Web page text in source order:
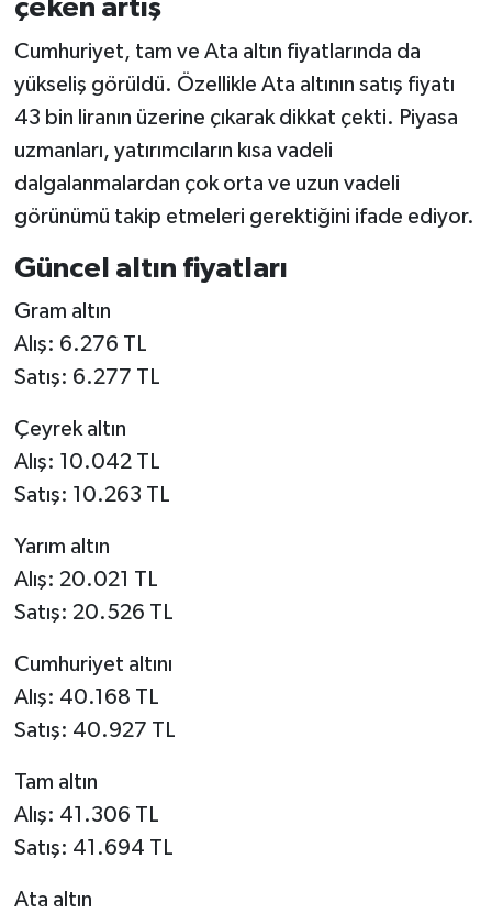
çeken artış
Cumhuriyet, tam ve Ata altın fiyatlarında da
yükseliş görüldü. Özellikle Ata altının satış fiyatı
43 bin liranın üzerine çıkarak dikkat çekti. Piyasa
uzmanları, yatırımcıların kısa vadeli
dalgalanmalardan çok orta ve uzun vadeli
görünümü takip etmeleri gerektiğini ifade ediyor.
Güncel altın fiyatları
Gram altın
Alış: 6.276 TL
Satış: 6.277 TL
Çeyrek altın
Alış: 10.042 TL
Satış: 10.263 TL
Yarım altın
Alış: 20.021 TL
Satış: 20.526 TL
Cumhuriyet altını
Alış: 40.168 TL
Satış: 40.927 TL
Tam altın
Alış: 41.306 TL
Satış: 41.694 TL
Ata altın